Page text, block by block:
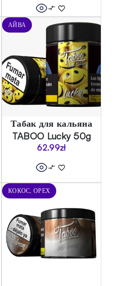
АЙВА
Табак для кальяна
TABOO Lucky 50g
62.99zł
КОКОС, ОРЕХ